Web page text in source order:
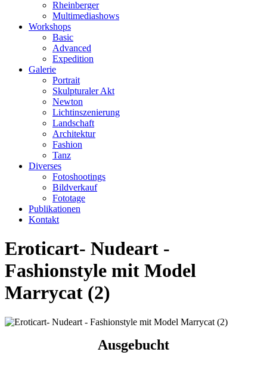
Rheinberger
Multimediashows
Workshops
Basic
Advanced
Expedition
Galerie
Portrait
Skulpturaler Akt
Newton
Lichtinszenierung
Landschaft
Architektur
Fashion
Tanz
Diverses
Fotoshootings
Bildverkauf
Fototage
Publikationen
Kontakt
Eroticart- Nudeart -
Fashionstyle mit Model
Marrycat (2)
Ausgebucht